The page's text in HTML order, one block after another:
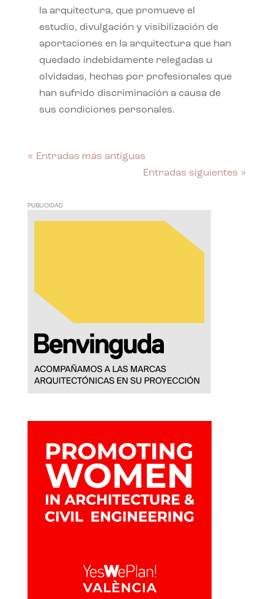
la arquitectura, que promueve el
estudio, divulgación y visibilización de
aportaciones en la arquitectura que han
quedado indebidamente relegadas u
olvidadas, hechas por profesionales que
han sufrido discriminación a causa de
sus condiciones personales.
« Entradas más antiguas
Entradas siguientes »
PUBLICIDAD